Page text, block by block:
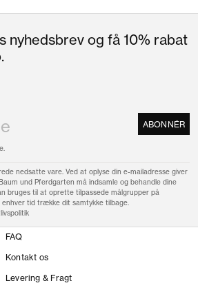
nyhedsbrev og få 10% rabat
ABONNÉR
nedsatte vare. Ved at oplyse din e-mailadresse giver
und Pferdgarten må indsamle og behandle dine
bruges til at oprette tilpassede målgrupper på
tid trække dit samtykke tilbage.
FAQ
Kontakt os
Levering & Fragt